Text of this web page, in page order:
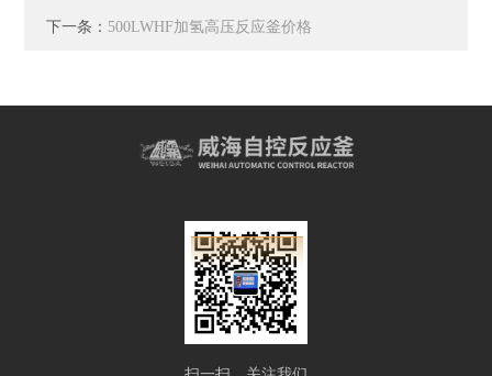
下一条： 500LWHF加氢高压反应釜价格